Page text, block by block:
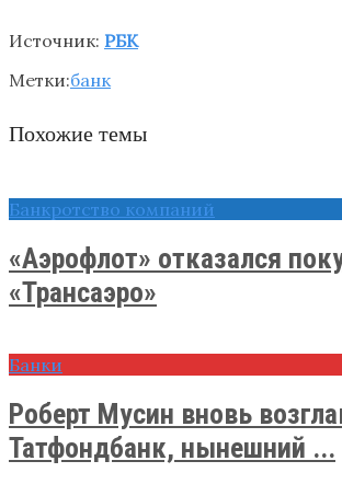
Источник: РБК
Метки:банк
Похожие темы
Банкротство компаний
«Аэрофлот» отказался
«Трансаэро»
Банки
Роберт Мусин вновь
Татфондбанк, нынешний ...